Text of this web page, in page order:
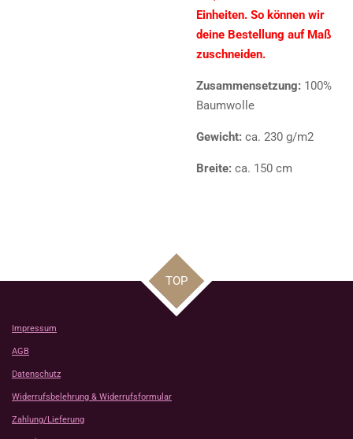
Einheiten. So können wir
deine Bestellung auf Maß
zuschneiden.
Zusammensetzung: 100%
Baumwolle
Gewicht: ca. 230 g/m2
Breite: ca. 150 cm
TOP
Impressum
AGB
Datenschutz
Widerrufsbelehrung & Widerrufsformular
Zahlung/Lieferung